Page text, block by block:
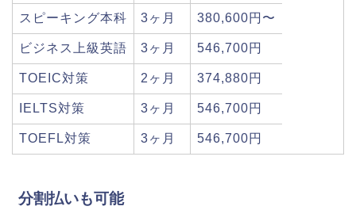
スピーキング本科 3ヶ月 380,600円〜
ビジネス上級英語 3ヶ月 546,700円
TOEIC対策 2ヶ月 374,880円
IELTS対策 3ヶ月 546,700円
TOEFL対策 3ヶ月 546,700円
分割払いも可能